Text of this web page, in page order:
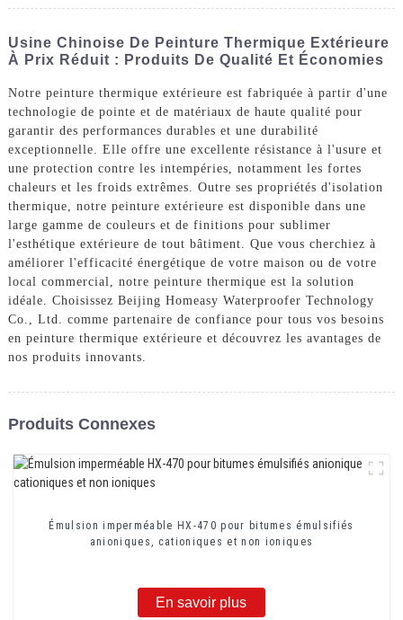
Usine Chinoise De Peinture Thermique Extérieure
À Prix Réduit : Produits De Qualité Et Économies
Notre peinture thermique extérieure est fabriquée à partir d'une
technologie de pointe et de matériaux de haute qualité pour
garantir des performances durables et une durabilité
exceptionnelle. Elle offre une excellente résistance à l'usure et
une protection contre les intempéries, notamment les fortes
chaleurs et les froids extrêmes. Outre ses propriétés d'isolation
thermique, notre peinture extérieure est disponible dans une
large gamme de couleurs et de finitions pour sublimer
l'esthétique extérieure de tout bâtiment. Que vous cherchiez à
améliorer l'efficacité énergétique de votre maison ou de votre
local commercial, notre peinture thermique est la solution
idéale. Choisissez Beijing Homeasy Waterproofer Technology
Co., Ltd. comme partenaire de confiance pour tous vos besoins
en peinture thermique extérieure et découvrez les avantages de
nos produits innovants.
Produits Connexes
Émulsion imperméable HX-470 pour bitumes émulsifiés
anioniques, cationiques et non ioniques
En savoir plus